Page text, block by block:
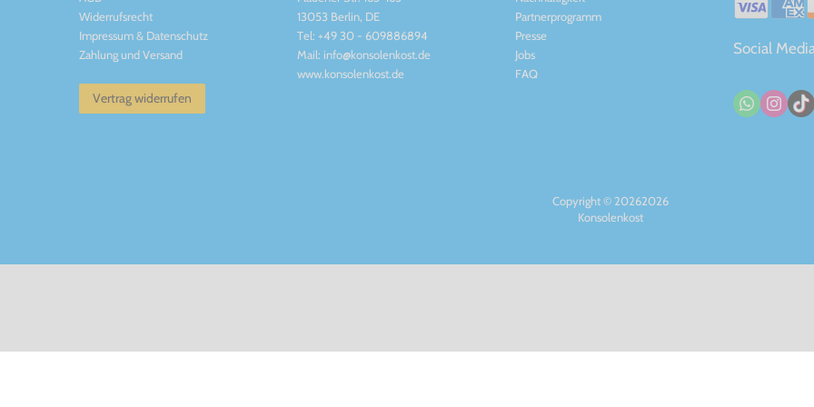
Widerrufsrecht
Impressum & Datenschutz
Zahlung und Versand
Vertrag widerrufen
13053 Berlin, DE
Tel: +49 30 - 609886894
Mail: info@konsolenkost.de
www.konsolenkost.de
Partnerprogramm
Presse
Jobs
FAQ
Social
Copyright © 20262026
Konsolenkost